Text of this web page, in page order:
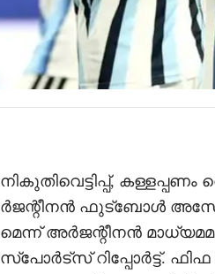
നികുതിവെട്ടിപ്പ്,
ർജന്റീനൻ ഫുട്‍ബോൾ
മെന്ന് അർജന്റീനൻ
സ്പോർട്സ് റിപ്പോർട്ട്. ഫിഫ